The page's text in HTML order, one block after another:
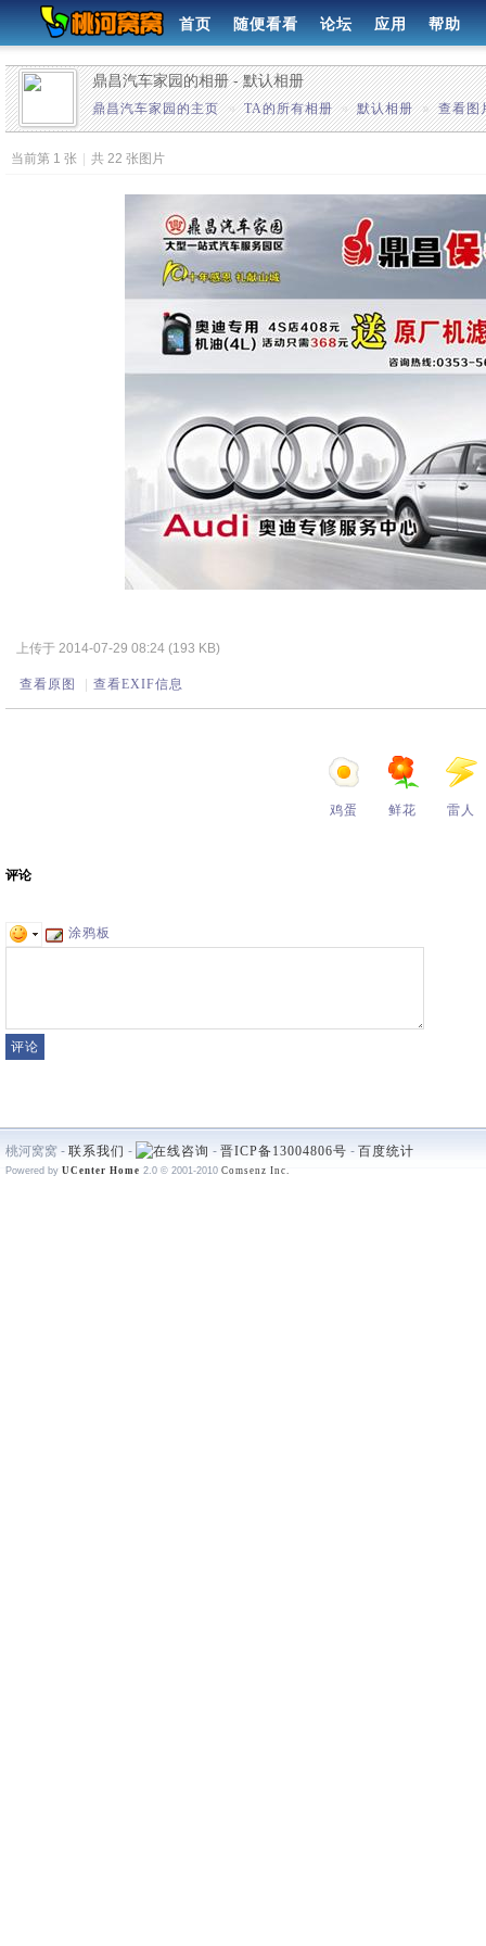
首页 随便看看 论坛 应用 帮助
鼎昌汽车家园的相册 - 默认相册
鼎昌汽车家园的主页 » TA的所有相册 » 默认相册 » 查看图
当前第 1 张 共 22 张图片
上传于 2014-07-29 08:24 (193 KB)
查看原图 查看EXIF信息
鸡蛋 鲜花 雷人
评论
涂鸦板
桃河窝窝 - 联系我们 - - 晋ICP备13004806号 - 百度统计
Powered by UCenter Home 2.0 © 2001-2010 Comsenz Inc.